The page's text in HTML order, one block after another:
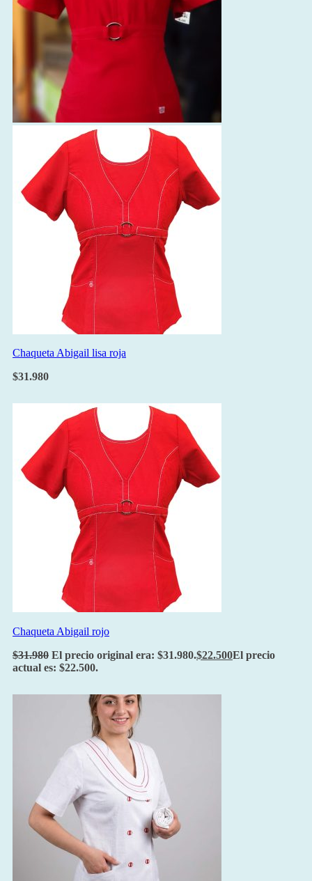
Chaqueta Abigail lisa roja
$31.980
Chaqueta Abigail rojo
$31.980 El precio original era: $31.980.$22.500El precio
actual es: $22.500.